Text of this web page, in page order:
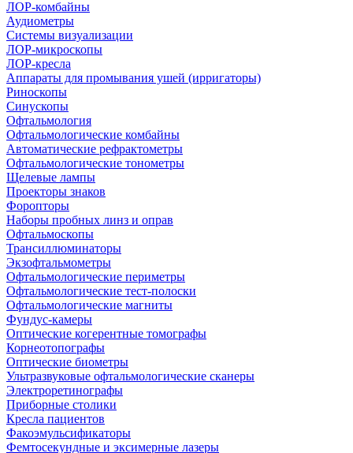
ЛОР-комбайны
Аудиометры
Системы визуализации
ЛОР-микроскопы
ЛОР-кресла
Аппараты для промывания ушей (ирригаторы)
Риноскопы
Синускопы
Офтальмология
Офтальмологические комбайны
Автоматические рефрактометры
Офтальмологические тонометры
Щелевые лампы
Проекторы знаков
Форопторы
Наборы пробных линз и оправ
Офтальмоскопы
Трансиллюминаторы
Экзофтальмометры
Офтальмологические периметры
Офтальмологические тест-полоски
Офтальмологические магниты
Фундус-камеры
Оптические когерентные томографы
Корнеотопографы
Оптические биометры
Ультразвуковые офтальмологические сканеры
Электроретинографы
Приборные столики
Кресла пациентов
Факоэмульсификаторы
Фемтосекундные и эксимерные лазеры